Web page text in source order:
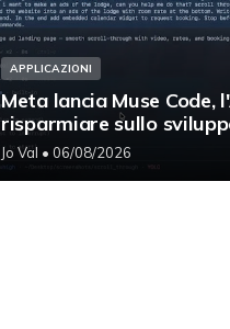
APPLICAZIONI
Meta lancia Muse Code,
risparmiare sullo
Jo Val • 06/08/2026